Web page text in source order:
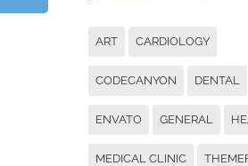
ART CARDIOLOGY
CODECANYON DENTAL
ENVATO GENERAL
MEDICAL CLINIC